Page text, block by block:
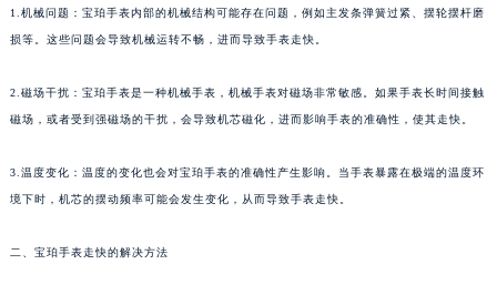
1.机械问题：宝珀手表内部的机械结构可能存在问题，例如主发条弹簧过紧、摆轮摆杆磨
损等。这些问题会导致机械运转不畅，进而导致手表走快。
2.磁场干扰：宝珀手表是一种机械手表，机械手表对磁场非常敏感。如果手表长时间接触
磁场，或者受到强磁场的干扰，会导致机芯磁化，进而影响手表的准确性，使其走快。
3.温度变化：温度的变化也会对宝珀手表的准确性产生影响。当手表暴露在极端的温度环
境下时，机芯的摆动频率可能会发生变化，从而导致手表走快。
二、宝珀手表走快的解决方法